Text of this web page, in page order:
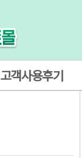
고객사용후기